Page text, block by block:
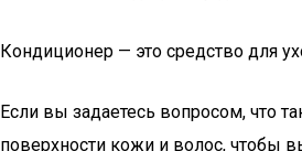
Кондиционер — это средство для
Если вы задаетесь вопросом, что
поверхности кожи и волос, чтобы